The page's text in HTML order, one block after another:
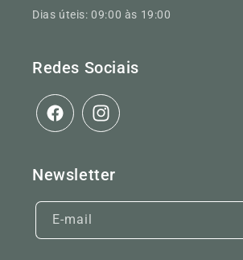
Dias úteis: 09:00 às 19:00
Redes Sociais
FacebookInstagram
Newsletter
E-mail